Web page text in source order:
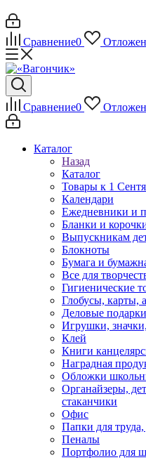
Сравнение0
Сравнение0
Каталог
Назад
Каталог
Товары к 1
Календари
Ежедневники и
Бланки и
Выпускникам
Блокноты
Бумага и
Все для
Гигиенические
Глобусы, карты,
Деловые
Игрушки,
Клей
Книги
Наградная
Обложки
Органайзеры,
стаканчики
Офис
Папки для труда,
Пеналы
Портфолио для